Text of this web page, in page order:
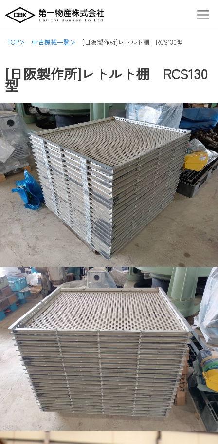
容
を
Menu
TOP＞ 中古機械一覧＞ [日阪製作所]レトルト棚 RCS130型
[日阪製作所]レトルト棚 RCS130
型
navigation